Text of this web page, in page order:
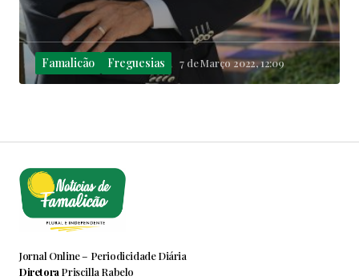
Famalicão Freguesias 7 de Março 2022, 12:09
Jornal Online – Periodicidade Diária
Diretora Priscilla Rabelo